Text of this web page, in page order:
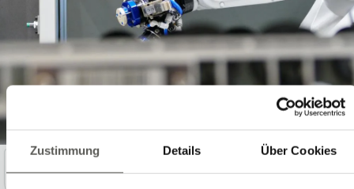
Zustimmung Details Über Cookies
1 sur
4